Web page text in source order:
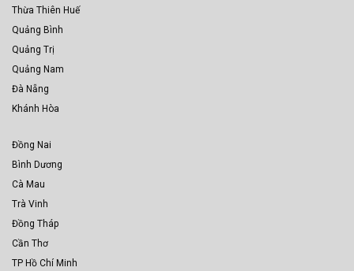
Thừa Thiên Huế
Quảng Bình
Quảng Trị
Quảng Nam
Đà Nẵng
Khánh Hòa
Đồng Nai
Bình Dương
Cà Mau
Trà Vinh
Đồng Tháp
Cần Thơ
TP Hồ Chí Minh